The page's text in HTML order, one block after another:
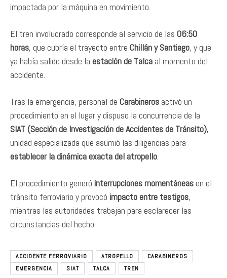
impactada por la máquina en movimiento.
El tren involucrado corresponde al servicio de las 06:50
horas, que cubría el trayecto entre Chillán y Santiago, y que
ya había salido desde la estación de Talca al momento del
accidente.
Tras la emergencia, personal de Carabineros activó un
procedimiento en el lugar y dispuso la concurrencia de la
SIAT (Sección de Investigación de Accidentes de Tránsito),
unidad especializada que asumió las diligencias para
establecer la dinámica exacta del atropello.
El procedimiento generó interrupciones momentáneasen el
tránsito ferroviario y provocó impacto entre testigos,
mientras las autoridades trabajan para esclarecer las
circunstancias del hecho.
ACCIDENTE FERROVIARIO ATROPELLO
CARABINEROS
EMERGENCIA
SIAT TALCA TREN